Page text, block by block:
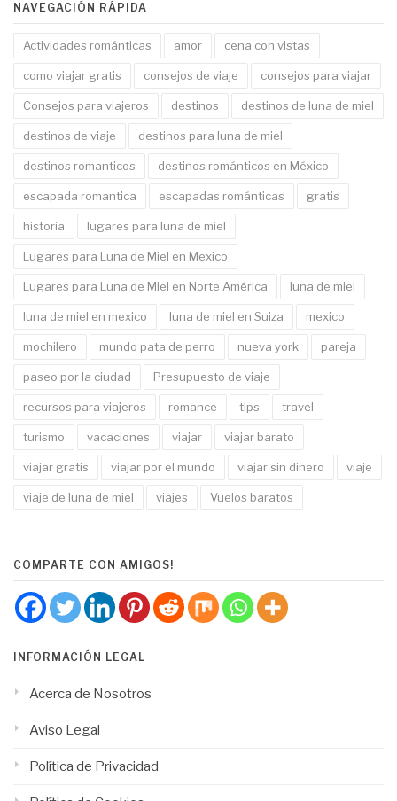
NAVEGACIÓN RÁPIDA
Actividades románticas amor cena con vistas
como viajar gratis consejos de viaje consejos para viajar
Consejos para viajeros destinos destinos de luna de miel
destinos de viaje destinos para luna de miel
destinos romanticos destinos románticos en México
escapada romantica escapadas románticas gratis
historia lugares para luna de miel
Lugares para Luna de Miel en Mexico
Lugares para Luna de Miel en Norte América luna de miel
luna de miel en mexico luna de miel en Suiza mexico
mochilero mundo pata de perro nueva york pareja
paseo por la ciudad Presupuesto de viaje
recursos para viajeros romance tips travel
turismo vacaciones viajar viajar barato
viajar gratis viajar por el mundo viajar sin dinero viaje
viaje de luna de miel viajes Vuelos baratos
COMPARTE CON AMIGOS!
INFORMACIÓN LEGAL
Acerca de Nosotros
Aviso Legal
Política de Privacidad